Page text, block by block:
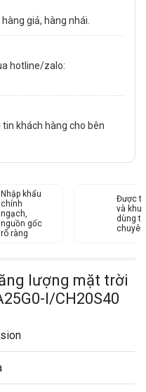
giả, hàng nhái.
hotline/zalo:
khách hàng cho bên
Nhập khẩu
chính
ngạch,
nguồn gốc
rõ ràng
Được
và
dùng từ
lượng mặt trời
I/CH20S40